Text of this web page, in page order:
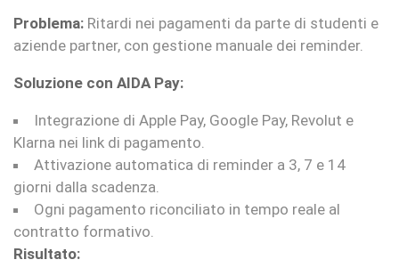
Problema: Ritardi nei pagamenti da parte di studenti e
aziende partner, con gestione manuale dei reminder.
Soluzione con AIDA Pay:
Integrazione di Apple Pay, Google Pay, Revolut e
Klarna nei link di pagamento.
Attivazione automatica di reminder a 3, 7 e 14
giorni dalla scadenza.
Ogni pagamento riconciliato in tempo reale al
contratto formativo.
Risultato: